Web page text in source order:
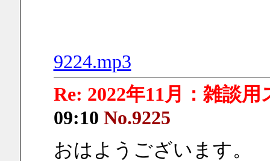
9224.mp3
Re: 2022年11月：雑談
09:10 No.9225
おはようございます。